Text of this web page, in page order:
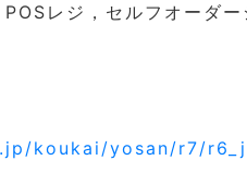
レジ，セルフオーダ
koukai/yosan/r7/